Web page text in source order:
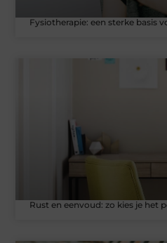
Fysiotherapie: een sterke basis
Rust en eenvoud: zo kies je het